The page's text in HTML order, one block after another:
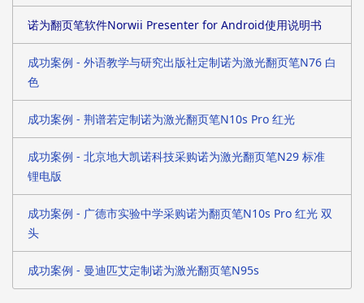
诺为翻页笔软件Norwii Presenter for Android使用说明书
成功案例 - 外语教学与研究出版社定制诺为激光翻页笔N76 白
色
成功案例 - 荆谱若定制诺为激光翻页笔N10s Pro 红光
成功案例 - 北京地大凯诺科技采购诺为激光翻页笔N29 标准
锂电版
成功案例 - 广德市实验中学采购诺为翻页笔N10s Pro 红光 双
头
成功案例 - 曼迪匹艾定制诺为激光翻页笔N95s